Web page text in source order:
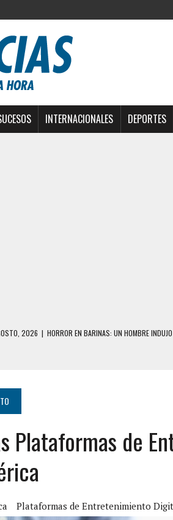
INTERNACIONALES DEPORTES
2026 | HORROR EN BARINAS: UN HOMBRE
A PERSONAS EN SITUACIÓN DE CALLE Y MURIÓ A
TECHO DE UNA VIVIENDA EN EL CENTRO DE CARACAS
MUJER ATACÓ CON UN CUCHILLO A SUS HIJOS, UNO
MUERTE DE MODELO EN MONAGAS: HALLARON EL
EN COLORADO POR ASESINATO DE UNA
Plataformas de
Plataformas de Entretenimiento